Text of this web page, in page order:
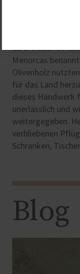
Ca s'Arader ist
Menorcas
Olivenholz
für das Land
dieses Handwerk
unerlässlich und
weitergegeben.
verbliebenen
Schranken,
Blog